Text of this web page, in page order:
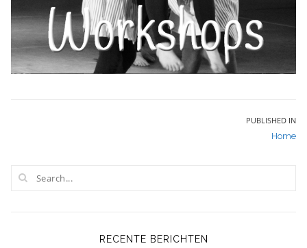
PUBLISHED IN
Home
RECENTE BERICHTEN